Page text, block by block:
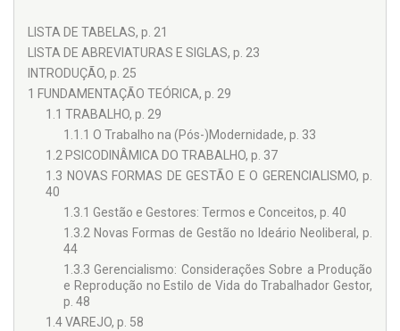
Fluminense, matrícula SIAPE 387668
LISTA DE TABELAS, p. 21
LISTA DE ABREVIATURAS E SIGLAS, p. 23
INTRODUÇÃO, p. 25
1 FUNDAMENTAÇÃO TEÓRICA, p. 29
1.1 TRABALHO, p. 29
1.1.1 O Trabalho na (Pós-)Modernidade, p. 33
1.2 PSICODINÂMICA DO TRABALHO, p. 37
1.3 NOVAS FORMAS DE GESTÃO E O GERENCIALISMO, p.
40
1.3.1 Gestão e Gestores: Termos e Conceitos, p. 40
1.3.2 Novas Formas de Gestão no Ideário Neoliberal, p.
44
1.3.3 Gerencialismo: Considerações Sobre a Produção
e Reprodução no Estilo de Vida do Trabalhador Gestor,
p. 48
1.4 VAREJO, p. 58